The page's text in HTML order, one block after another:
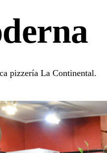
pizzería La Continental.